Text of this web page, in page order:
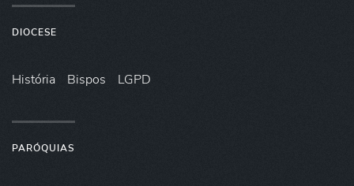
DIOCESE
História Bispos LGPD
PARÓQUIAS